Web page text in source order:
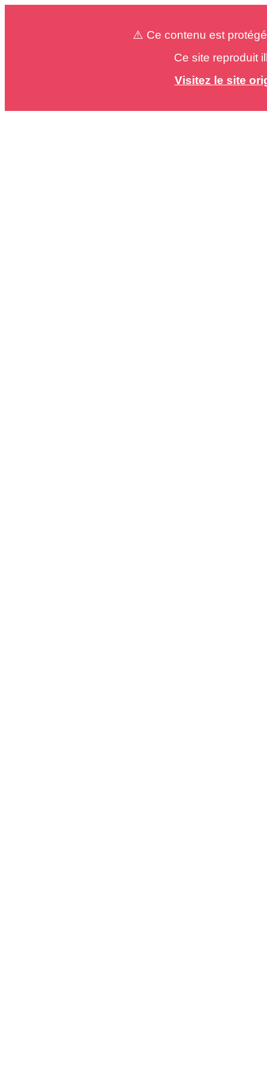
⚠️ Ce contenu est
Ce site reproduit
Visitez le site